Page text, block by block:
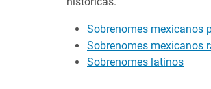
Sobrenomes mexicanos
Sobrenomes mexicanos
Sobrenomes latinos